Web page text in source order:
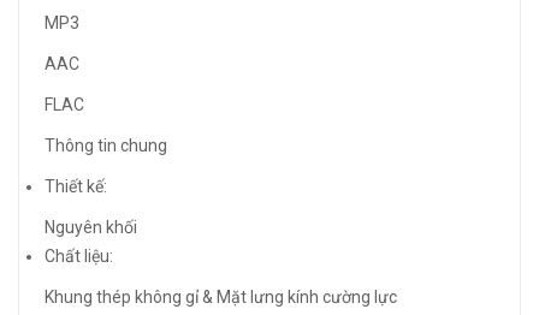
MP3
AAC
FLAC
Thông tin chung
Thiết kế:
Nguyên khối
Chất liệu:
Khung thép không gỉ & Mặt lưng kính cường lực